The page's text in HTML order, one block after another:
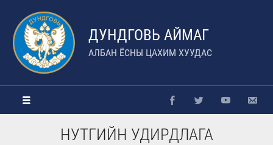
ДУНДГОВЬ АЙМАГ
АЛБАН ЁСНЫ ЦАХИМ ХУУДАС
НУТГИЙН УДИРДЛАГА